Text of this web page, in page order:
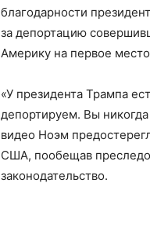
благодарности
за депортацию
Америку на первое
«У президента Трампа
депортируем. Вы
видео Ноэм
США, пообещав
законодательство.